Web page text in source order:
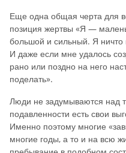
Еще одна общая черта для
позиция жертвы «Я —
большой и сильный. Я
И даже если мне удалось
рано или поздно на него
поделать».
Люди не задумываются над
подавленности есть свои
Именно поэтому многие
многие годы, а то и на всю